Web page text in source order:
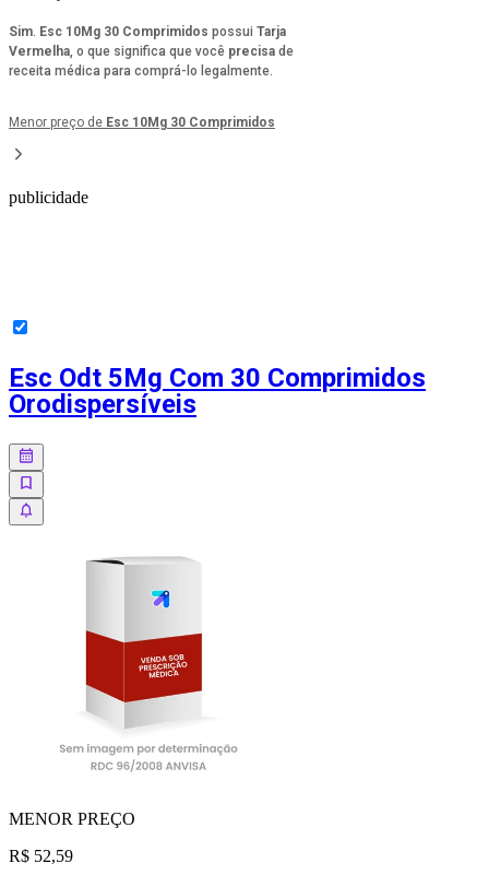
Sim. Esc 10Mg 30 Comprimidos possui Tarja
Vermelha, o que significa que você precisa de
receita médica para comprá-lo legalmente.
Menor preço de Esc 10Mg 30 Comprimidos
publicidade
Esc Odt 5Mg Com 30 Comprimidos
Orodispersíveis
MENOR PREÇO
R$ 52,59